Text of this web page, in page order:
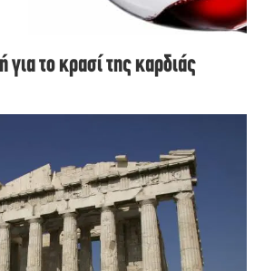
για το κρασί της καρδιάς